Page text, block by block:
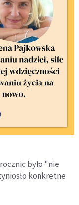
było "nie
konkretne